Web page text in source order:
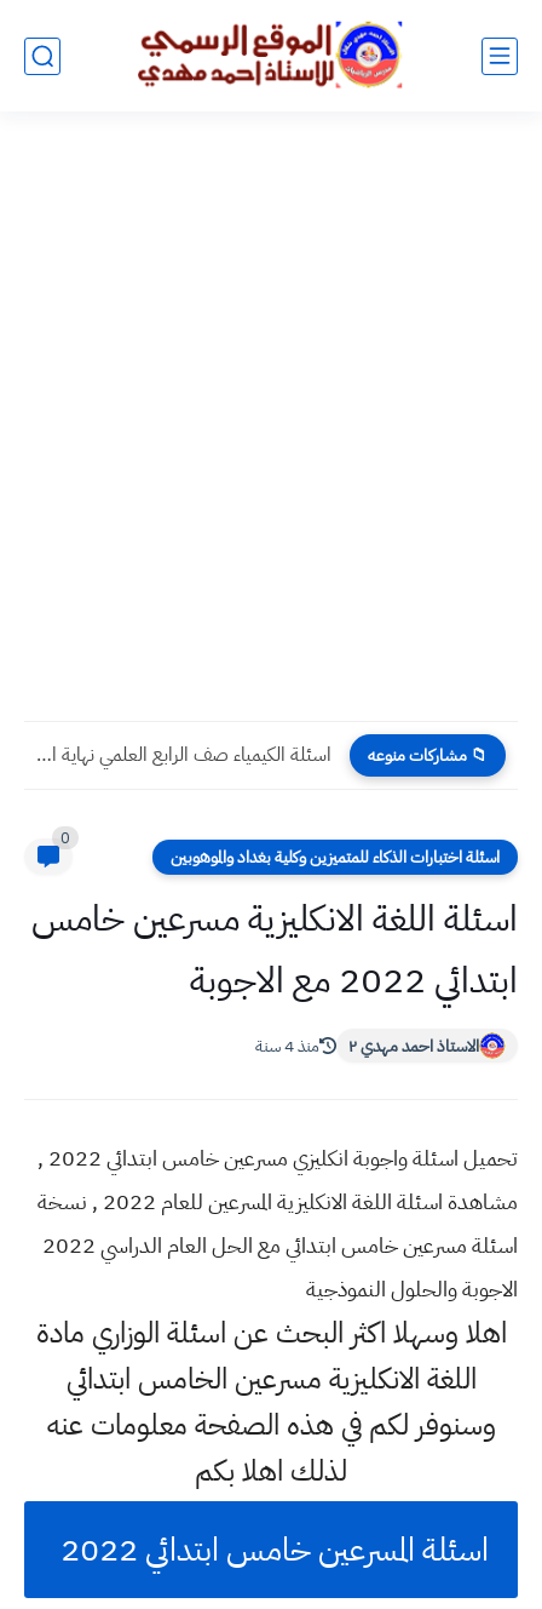
📁 مشاركات منوعه اسئلة الكيمياء صف الرابع العلمي نهاية السنة 2023
اسئلة اختبارات الذكاء للمتميزين وكلية بغداد والموهوبين
0
اسئلة اللغة الانكليزية مسرعين خامس
ابتدائي 2022 مع الاجوبة
الاستاذ احمد مهدي ٢ منذ 4 سنة
تحميل اسئلة واجوبة انكليزي مسرعين خامس ابتدائي 2022 ,
مشاهدة اسئلة اللغة الانكليزية المسرعين للعام 2022 , نسخة
اسئلة مسرعين خامس ابتدائي مع الحل العام الدراسي 2022
الاجوبة والحلول النموذجية
اهلا وسهلا اكثر البحث عن اسئلة الوزاري مادة
اللغة الانكليزية مسرعين الخامس ابتدائي
وسنوفر لكم في هذه الصفحة معلومات عنه
لذلك اهلا بكم
اسئلة المسرعين خامس ابتدائي 2022